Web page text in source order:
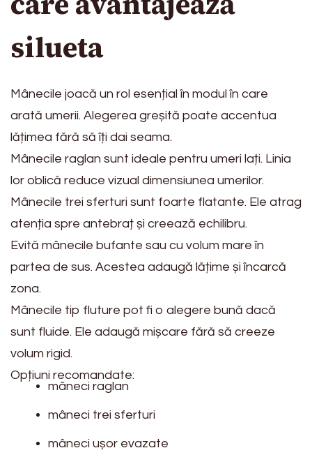
silueta
Mânecile joacă un rol esențial în modul în care
arată umerii. Alegerea greșită poate accentua
lățimea fără să îți dai seama.
Mânecile raglan sunt ideale pentru umeri lați. Linia
lor oblică reduce vizual dimensiunea umerilor.
Mânecile trei sferturi sunt foarte flatante. Ele atrag
atenția spre antebraț și creează echilibru.
Evită mânecile bufante sau cu volum mare în
partea de sus. Acestea adaugă lățime și încarcă
zona.
Mânecile tip fluture pot fi o alegere bună dacă
sunt fluide. Ele adaugă mișcare fără să creeze
volum rigid.
Opțiuni recomandate:
mâneci raglan
mâneci trei sferturi
mâneci ușor evazate